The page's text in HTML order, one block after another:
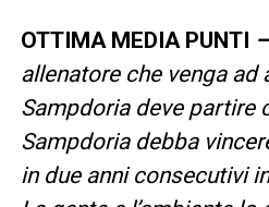
OTTIMA MEDIA PUNTI –
allenatore che venga ad
Sampdoria deve partire
Sampdoria debba
in due anni consecutivi